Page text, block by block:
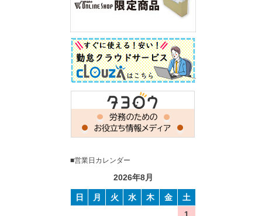
■営業日カレンダー
2026年8月
日 月 火 水 木 金
土